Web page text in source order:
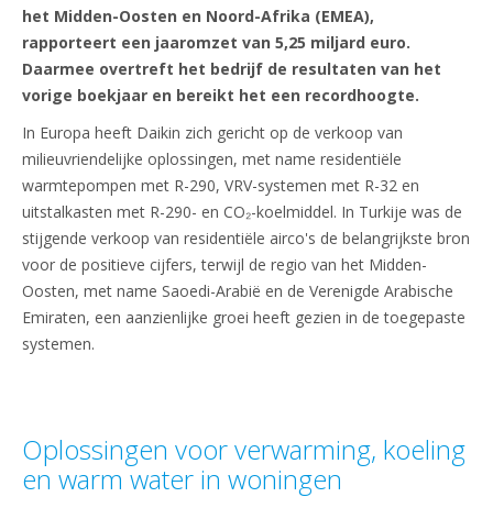
het Midden-Oosten en Noord-Afrika (EMEA),
rapporteert een jaaromzet van 5,25 miljard euro.
Daarmee overtreft het bedrijf de resultaten van het
vorige boekjaar en bereikt het een recordhoogte.
In Europa heeft Daikin zich gericht op de verkoop van
milieuvriendelijke oplossingen, met name residentiële
warmtepompen met R-290, VRV-systemen met R-32 en
uitstalkasten met R-290- en CO₂-koelmiddel. In Turkije was de
stijgende verkoop van residentiële airco's de belangrijkste bron
voor de positieve cijfers, terwijl de regio van het Midden-
Oosten, met name Saoedi-Arabië en de Verenigde Arabische
Emiraten, een aanzienlijke groei heeft gezien in de toegepaste
systemen.
Oplossingen voor verwarming, koeling
en warm water in woningen